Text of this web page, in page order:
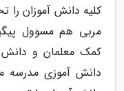
کلیه دانش آموزان
مربی هم مسوول
کمک معلمان و دانش
دانش آموزی مدرسه